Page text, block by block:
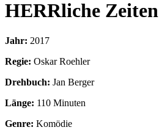
HERRliche Zeiten
Jahr: 2017
Regie: Oskar Roehler
Drehbuch: Jan Berger
Länge: 110 Minuten
Genre: Komödie